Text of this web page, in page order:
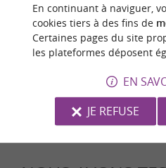
Situé au cœur des montagnes, le
des Pyrénées accueille environ 100
différentes et près ...
En continuant à naviguer,
cookies tiers à des fins de
Certaines pages du site
les plateformes déposent
EN
JE REFUSE